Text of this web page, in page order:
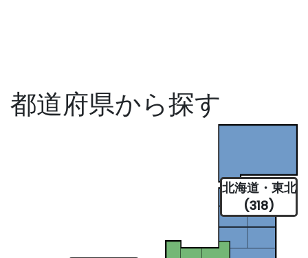
都道府県から探す
北海道・東北
(318)